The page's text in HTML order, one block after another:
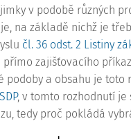
v podobě různých
na základě nichž je
čl. 36 odst. 2 Listiny
přímo zajišťovacího
podoby a obsahu je
, v tomto rozhodnutí je
tedy proč pokládá